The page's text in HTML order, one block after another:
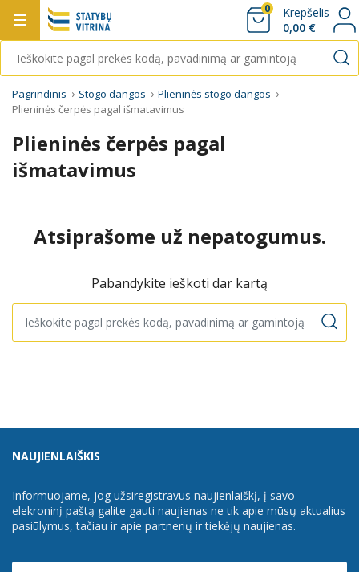
0
Krepšelis
0,00 €
Pagrindinis Stogo dangos
Plieninės stogo dangos
Plieninės čerpės pagal išmatavimus
Plieninės čerpės pagal
išmatavimus
Atsiprašome už nepatogumus.
Pabandykite ieškoti dar kartą
NAUJIENLAIŠKIS
Informuojame, jog užsiregistravus naujienlaiškį, į savo
elekroninį paštą galite gauti naujienas ne tik apie mūsų aktualius
pasiūlymus, tačiau ir apie partnerių ir tiekėjų naujienas.